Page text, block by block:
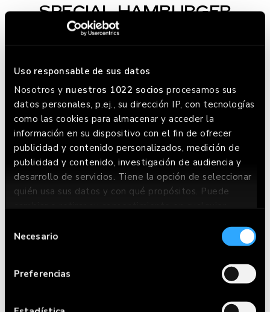
Uso responsable de sus datos
Nosotros y nuestros 1022 socios procesamos sus
datos personales, p.ej., su dirección IP, con tecnologías
como las cookies para almacenar y acceder la
información en su dispositivo con el fin de ofrecer
publicidad y contenido personalizados, medición de
publicidad y contenido, investigación de audiencia y
desarrollo de servicios. Tiene la opción de seleccionar
quién usa sus datos y con qué propósitos. Puede
en el Menú de consentimiento.
Recopilar información sobre su ubicación
varios metros
deNecesario
Preferencias
SPECIAL HAMBURGER
PIRAÑA
HAMBURGUESA LA